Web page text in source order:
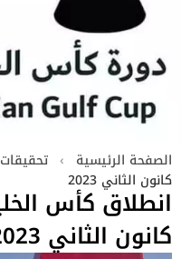
الصفحة الرئيسية › تحقيقات
كانون الثاني 2023
كانون الثاني 2023